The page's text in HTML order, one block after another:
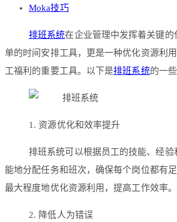
Moka技巧
排班系统在企业管理中发挥着关键的
单的时间安排工具，更是一种优化资源利
工福利的重要工具。以下是排班系统的一
1. 资源优化和效率提升
排班系统可以根据员工的技能、经验
能地分配任务和班次，确保每个岗位都有
最大程度地优化资源利用，提高工作效率。
2. 降低人为错误